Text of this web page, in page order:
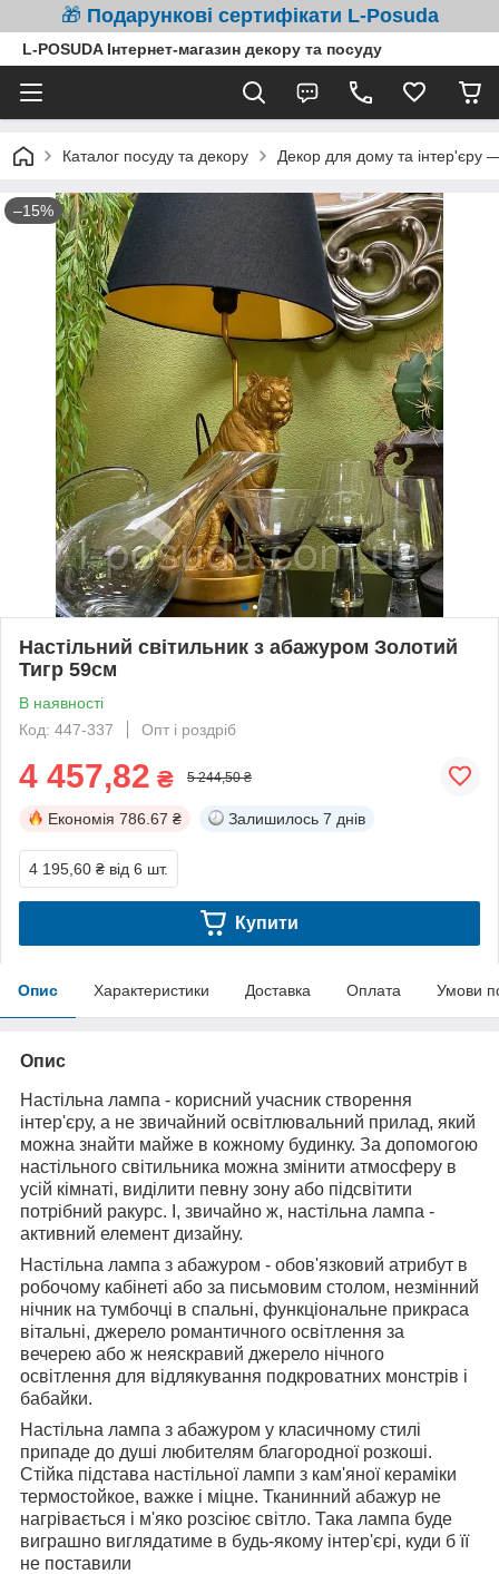
🎁 Подарункові сертифікати L-Posuda
L-POSUDA Інтернет-магазин декору та посуду
Каталог посуду та декору Декор для дому та інтер'єру
–15%
Настільний світильник з абажуром Золотий
Тигр 59см
В наявності
Код: 447-337
Опт і роздріб
4 457,82 ₴ 5 244,50 ₴
Економія 786.67 ₴ Залишилось 7 днів
4 195,60 ₴ від 6 шт.
Купити
Опис Характеристики Доставка Оплата Умови
Опис
Настільна лампа - корисний учасник створення
інтер'єру, а не звичайний освітлювальний прилад, який
можна знайти майже в кожному будинку. За допомогою
настільного світильника можна змінити атмосферу в
усій кімнаті, виділити певну зону або підсвітити
потрібний ракурс. І, звичайно ж, настільна лампа -
активний елемент дизайну.
Настільна лампа з абажуром - обов'язковий атрибут в
робочому кабінеті або за письмовим столом, незмінний
нічник на тумбочці в спальні, функціональне прикраса
вітальні, джерело романтичного освітлення за
вечерею або ж неяскравий джерело нічного
освітлення для відлякування подкроватних монстрів і
бабайки.
Настільна лампа з абажуром у класичному стилі
припаде до душі любителям благородної розкоші.
Стійка підстава настільної лампи з кам'яної кераміки
термостойкое, важке і міцне. Тканинний абажур не
нагрівається і м'яко розсіює світло. Така лампа буде
виграшно виглядатиме в будь-якому інтер'єрі, куди б її
не поставили